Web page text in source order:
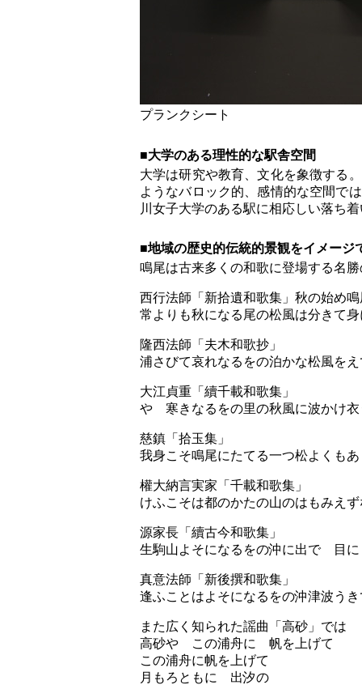
プランクシート
■大学のある理性的な駅舎空間
大学は研究や教育、文化を象徴する
ようなバロック的、感情的な空間で
川女子大学のある駅に相応しい落ち
■地域の歴史的伝統的景観をイメージ
鳴尾は古来多くの和歌に登場する名
西行法師「新拾遺和歌集」秋の始め
常よりも秋になる尾の松風は分きて
隆西法師「夫木和歌抄」
浦さびて哀れなるをの泊かな松風を
大江貞重「續千載和歌集」
やゝ寒きなるをの里の秋風に波かけ
慈鎮「拾玉集」
我身こそ鳴尾にたてる一つ松よくも
權大納言実家「千載和歌集」
けふこそは都のかたの山のはもみえ
源家長「續古今和歌集」
生駒山よそになるをの沖に出でゝ目
真意法師「新後撰和歌集」
逢ふことはよそになるをの沖津波う
また広く知られた謡曲「高砂」では
高砂や この浦舟に 帆を上げて
この浦舟に帆を上げて
月もろともに 出汐の